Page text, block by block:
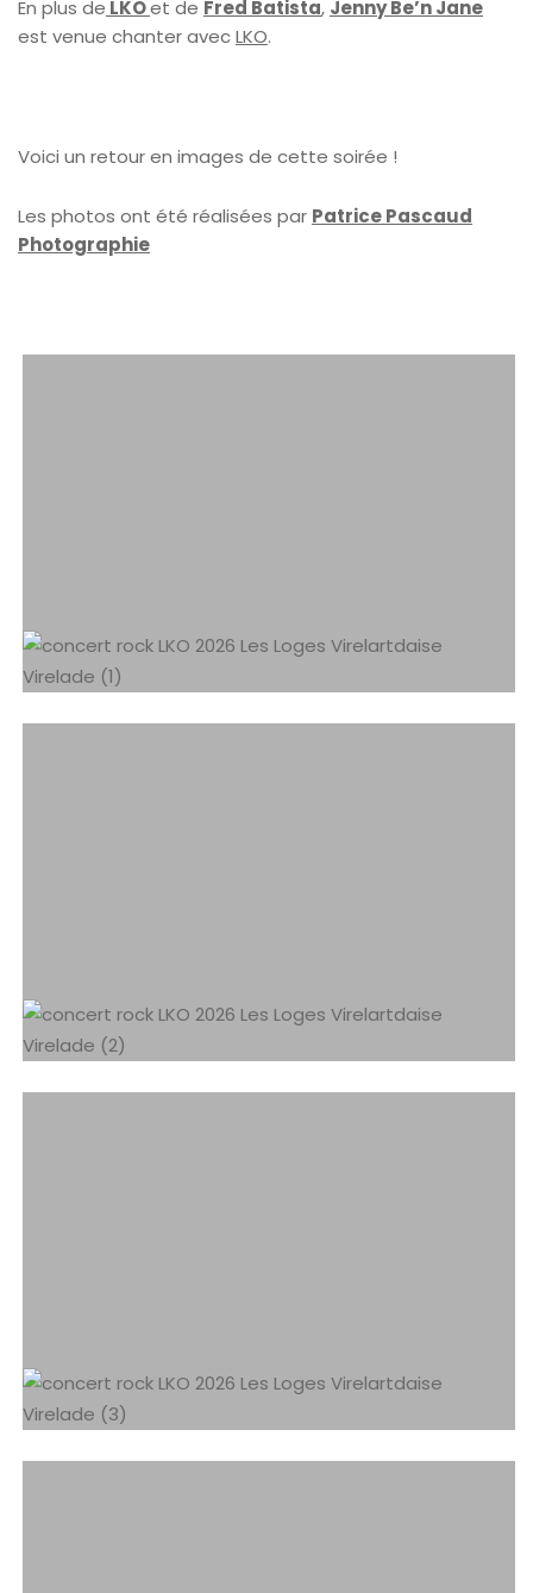
En plus de LKOet de Fred Batista, Jenny Be’n Jane
est venue chanter avecLKO.
Voici un retour en images de cette soirée !
Les photos ont été réalisées par Patrice Pascaud
Photographie